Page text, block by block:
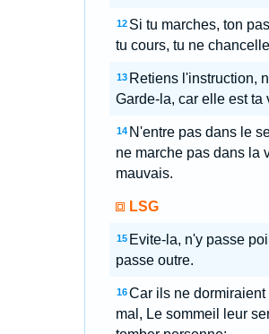
12 Si tu marches, ton
tu cours, tu ne
13 Retiens l'instruction,
Garde-la, car elle est ta
14 N'entre pas dans le
ne marche pas dans la
mauvais.
LSG
15 Evite-la, n'y passe
passe outre.
16 Car ils ne
mal, Le sommeil leur